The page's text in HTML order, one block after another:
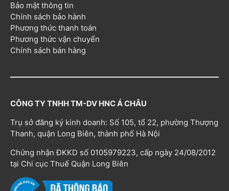
Bảo mật thông tin
Chính sách bảo hành
Phương thức thanh toán
Phương thức vận chuyển
Chính sách bán hàng
CÔNG TY TNHH TM-DV HNC Á CHÂU
Trụ sở đăng ký kinh doanh: Số 105, tổ 22, phường Thượng
Thanh, quận Long Biên, thành phố Hà Nội
Chứng nhận ĐKKD số 0105979223, cấp ngày 24/08/2012
tại Chi cục Thuế Quận Long Biên